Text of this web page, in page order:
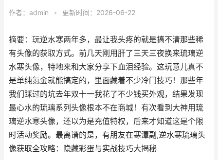
作者： admin • 更新时间：2026-06-22
摘要：玩逆水寒两年多，最让我头疼的就是搞不清那些稀
有头像的获取方式。前几天刚用肝了三天三夜换来琉璃逆
水寒头像，特地来和大家分享下血泪经验。这玩意儿真不
是单纯氪金就能搞定的，里面藏着不少冷门技巧！那些年
我们踩过的坑去年双十一我花了不少钱买外观，结果发现
最心水的琉璃系列头像根本不在商城！有次看到大神用琉
璃逆水寒头像，还以为是充值特权，后来才知道这是个限
时活动奖励。最离谱的是，有朋友在寒潭副,逆水寒琉璃头
像获取全攻略：隐藏彩蛋与实战技巧大揭秘